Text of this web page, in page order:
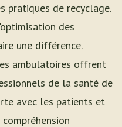
pratiques de recyclage.
des
une différence.
ambulatoires offrent
de la santé de
avec les patients et